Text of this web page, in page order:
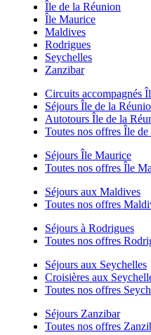
Île de la Réunion
Île Maurice
Maldives
Rodrigues
Seychelles
Zanzibar
Circuits accompagnés
Séjours Île de la
Autotours Île de la
Toutes nos offres Île
Séjours Île Maurice
Toutes nos offres Île
Séjours aux Maldives
Toutes nos offres
Séjours à Rodrigues
Toutes nos offres
Séjours aux Seychelles
Croisières aux
Toutes nos offres
Séjours Zanzibar
Toutes nos offres